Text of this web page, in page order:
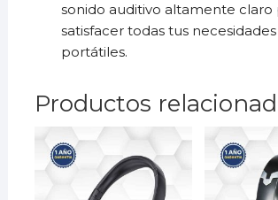
sonido auditivo altamente claro
satisfacer todas tus
portátiles.
Productos